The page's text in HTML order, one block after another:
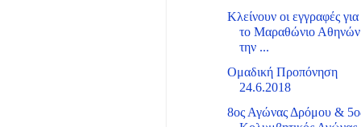
Κλείνουν οι εγγραφές για
το Μαραθώνιο Αθηνών
την ...
Ομαδική Προπόνηση
24.6.2018
8ος Αγώνας Δρόμου &